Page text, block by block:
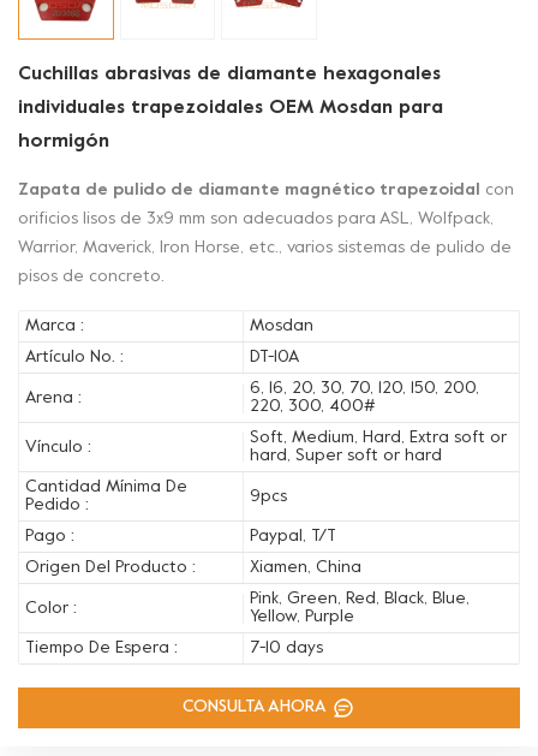
Cuchillas abrasivas de diamante hexagonales
individuales trapezoidales OEM Mosdan para
hormigón
Zapata de pulido de diamante magnético trapezoidal con
orificios lisos de 3x9 mm son adecuados para ASL, Wolfpack,
Warrior, Maverick, Iron Horse, etc., varios sistemas de pulido de
pisos de concreto.
Marca :
Mosdan
Artículo No. :
DT-10A
Arena :
6, 16, 20, 30, 70, 120, 150, 200,
220, 300, 400#
Vínculo :
Soft, Medium, Hard, Extra soft or
hard, Super soft or hard
Cantidad Mínima De
Pedido :
9pcs
Pago :
Paypal, T/T
Origen Del Producto :
Xiamen, China
Color :
Pink, Green, Red, Black, Blue,
Yellow, Purple
Tiempo De Espera :
7-10 days
CONSULTA AHORA